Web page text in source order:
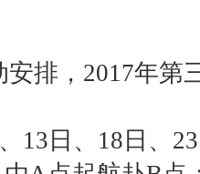
排， 2017年第
13 日、 18 日、 23